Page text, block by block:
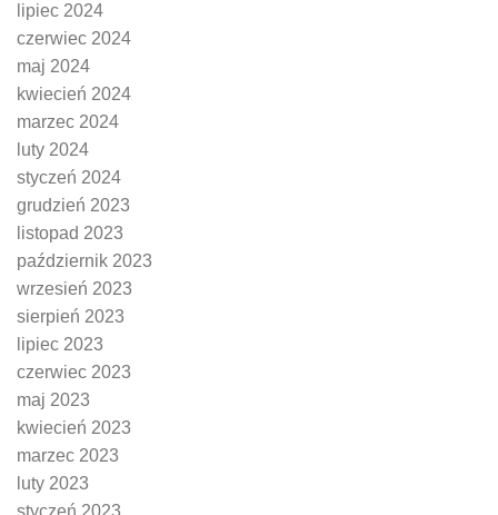
lipiec 2024
czerwiec 2024
maj 2024
kwiecień 2024
marzec 2024
luty 2024
styczeń 2024
grudzień 2023
listopad 2023
październik 2023
wrzesień 2023
sierpień 2023
lipiec 2023
czerwiec 2023
maj 2023
kwiecień 2023
marzec 2023
luty 2023